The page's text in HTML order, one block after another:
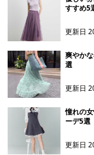
すすめ5
更新日
爽やか
選
更新日
憧れの
ーデ5選
更新日